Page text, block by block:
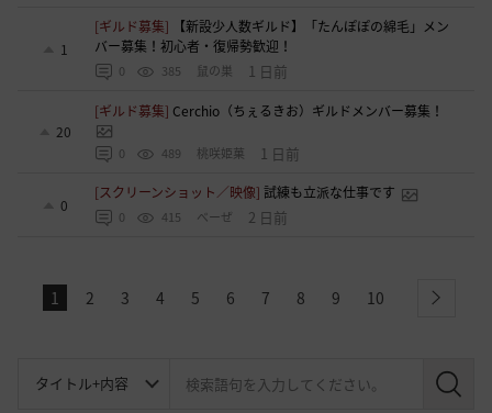
1
[ギルド募集]
【新設少人数ギルド】「たんぽぽの綿毛」メン
バー募集！初心者・復帰勢歓迎！
0 385 鼠の巣 1 日前
20
[ギルド募集] Cerchio（ちぇるきお）ギルドメンバー募集！
0 489 桃咲姫菓 1 日前
0
[スクリーンショット／映像]試練も立派な仕事です
0 415 べーぜ 2 日前
1 2 3 4 5 6 7 8 9 10 next
検